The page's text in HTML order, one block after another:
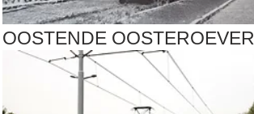
OOSTENDE OOSTEROEVER